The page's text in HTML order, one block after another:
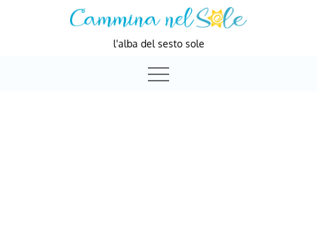
l'alba del sesto sole